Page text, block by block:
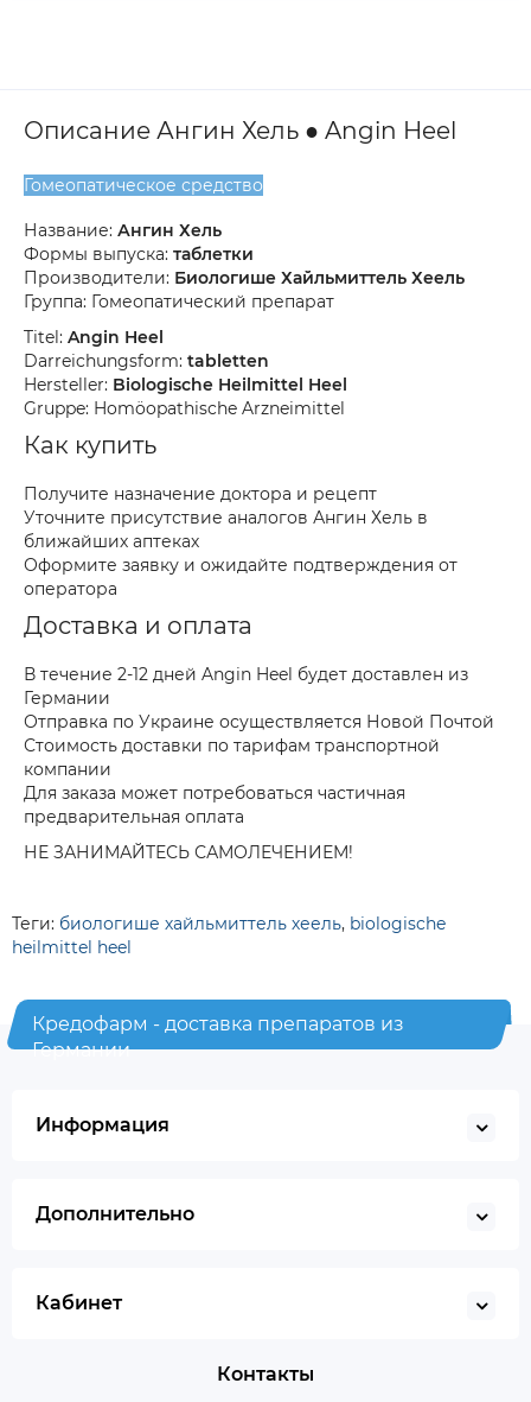
Описание Ангин Хель ● Angin Heel
Гомеопатическое средство
Название: Ангин Хель
Формы выпуска: таблетки
Производители: Биологише Хайльмиттель Хеель
Группа: Гомеопатический препарат
Titel: Angin Heel
Darreichungsform: tabletten
Hersteller: Biologische Heilmittel Heel
Gruppe: Homöopathische Arzneimittel
Как купить
Получите назначение доктора и рецепт
Уточните присутствие аналогов Ангин Хель в
ближайших аптеках
Оформите заявку и ожидайте подтверждения от
оператора
Доставка и оплата
В течение 2-12 дней Angin Heel будет доставлен из
Германии
Отправка по Украине осуществляется Новой Почтой
Стоимость доставки по тарифам транспортной
компании
Для заказа может потребоваться частичная
предварительная оплата
НЕ ЗАНИМАЙТЕСЬ САМОЛЕЧЕНИЕМ!
Теги: биологише хайльмиттель хеель, biologische
heilmittel heel
Кредофарм - доставка препаратов из
Германии
Информация
Дополнительно
Кабинет
Контакты